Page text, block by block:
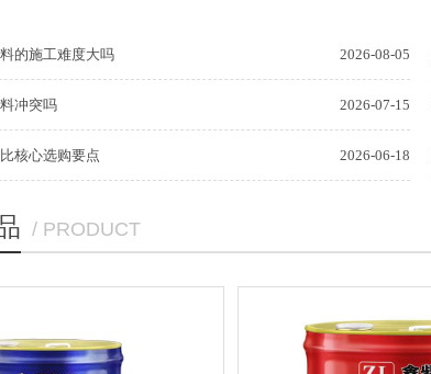
2026-08-05
的施工难度大吗
2026-07-15
冲突吗
2026-06-18
核心选购要点
/ PRODUCT